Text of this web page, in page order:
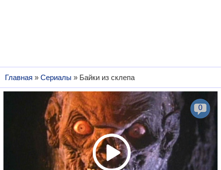
Главная » Сериалы » Байки из склепа
0